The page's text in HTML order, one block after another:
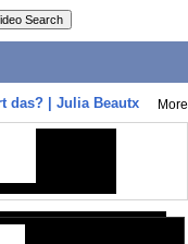
das? | Julia Beautx More